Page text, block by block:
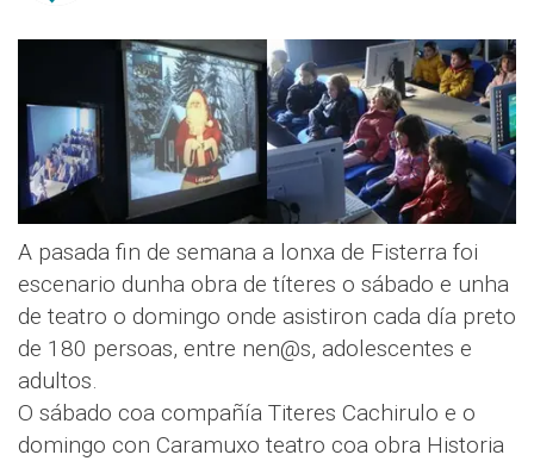
A pasada fin de semana a lonxa de Fisterra foi
escenario dunha obra de títeres o sábado e unha
de teatro o domingo onde asistiron cada día preto
de 180 persoas, entre nen@s, adolescentes e
adultos.
O sábado coa compañía Titeres Cachirulo e o
domingo con Caramuxo teatro coa obra Historia